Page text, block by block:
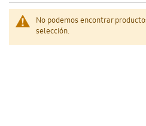
No podemos encontrar
selección.